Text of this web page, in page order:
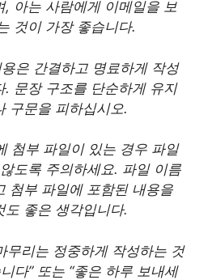
, 아는 사람에게 이메일을 보
것이 가장 좋습니다.
은 간결하고 명료하게 작성
. 문장 구조를 단순하게 유지
구문을 피하십시오.
첨부 파일이 있는 경우 파일
도록 주의하세요. 파일 이름
첨부 파일에 포함된 내용을
도 좋은 생각입니다.
무리는 정중하게 작성하는 것
다” 또는 “좋은 하루 보내세